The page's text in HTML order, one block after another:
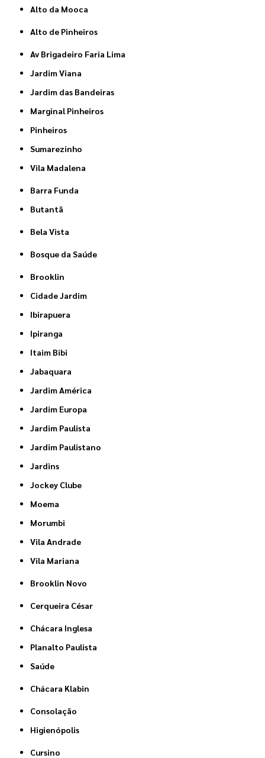
Alto da Mooca
Alto de Pinheiros
Av Brigadeiro Faria Lima
Jardim Viana
Jardim das Bandeiras
Marginal Pinheiros
Pinheiros
Sumarezinho
Vila Madalena
Barra Funda
Butantã
Bela Vista
Bosque da Saúde
Brooklin
Cidade Jardim
Ibirapuera
Ipiranga
Itaim Bibi
Jabaquara
Jardim América
Jardim Europa
Jardim Paulista
Jardim Paulistano
Jardins
Jockey Clube
Moema
Morumbi
Vila Andrade
Vila Mariana
Brooklin Novo
Cerqueira César
Chácara Inglesa
Planalto Paulista
Saúde
Chácara Klabin
Consolação
Higienópolis
Cursino